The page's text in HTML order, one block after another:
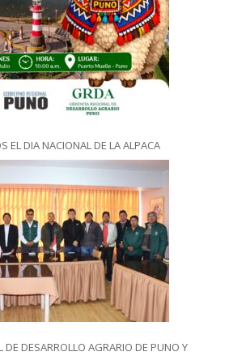
EL DIA NACIONAL DE LA ALPACA
DE DESARROLLO AGRARIO DE PUNO Y